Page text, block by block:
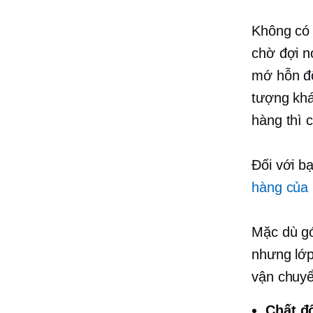
Không
chờ đợi
mớ hỗn
tượng
hàng thì
Đối với
hàng
Mặc dù
nhưng
vận